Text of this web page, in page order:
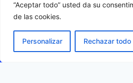
“Aceptar todo” usted da su
de las cookies.
Personalizar Rechazar todo
© 2026 Fleximat